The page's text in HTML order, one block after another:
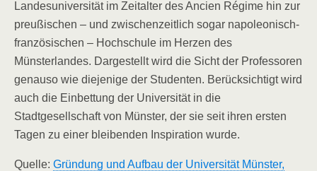
Landesuniversität im Zeitalter des Ancien Régime hin zur
preußischen – und zwischenzeitlich sogar napoleonisch-
französischen – Hochschule im Herzen des
Münsterlandes. Dargestellt wird die Sicht der Professoren
genauso wie diejenige der Studenten. Berücksichtigt wird
auch die Einbettung der Universität in die
Stadtgesellschaft von Münster, der sie seit ihren ersten
Tagen zu einer bleibenden Inspiration wurde.
Quelle: Gründung und Aufbau der Universität Münster,